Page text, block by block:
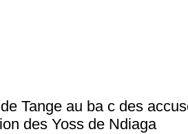
Tange au ba c des
des Yoss de Ndiaga